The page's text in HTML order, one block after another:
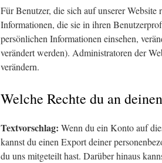
Für Benutzer, die sich auf unserer
Informationen, die sie in ihren
persönlichen Informationen einsehen,
verändert werden). Administratoren der
verändern.
Welche Rechte du an
Textvorschlag: Wenn du ein Konto auf
kannst du einen Export deiner
du uns mitgeteilt hast. Darüber hinaus